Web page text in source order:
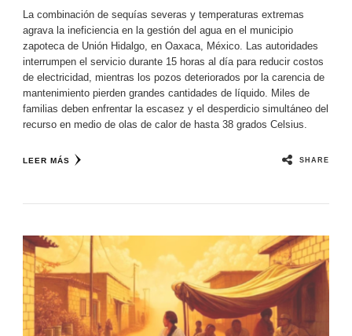
La combinación de sequías severas y temperaturas extremas
agrava la ineficiencia en la gestión del agua en el municipio
zapoteca de Unión Hidalgo, en Oaxaca, México. Las autoridades
interrumpen el servicio durante 15 horas al día para reducir costos
de electricidad, mientras los pozos deteriorados por la carencia de
mantenimiento pierden grandes cantidades de líquido. Miles de
familias deben enfrentar la escasez y el desperdicio simultáneo del
recurso en medio de olas de calor de hasta 38 grados Celsius.
LEER MÁS SHARE